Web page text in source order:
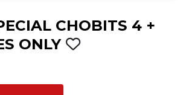
CHOBITS 4 +
ONLY